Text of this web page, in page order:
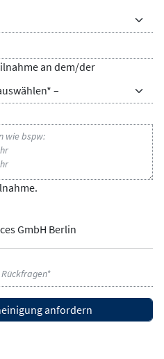
an dem/der
GmbH Berlin